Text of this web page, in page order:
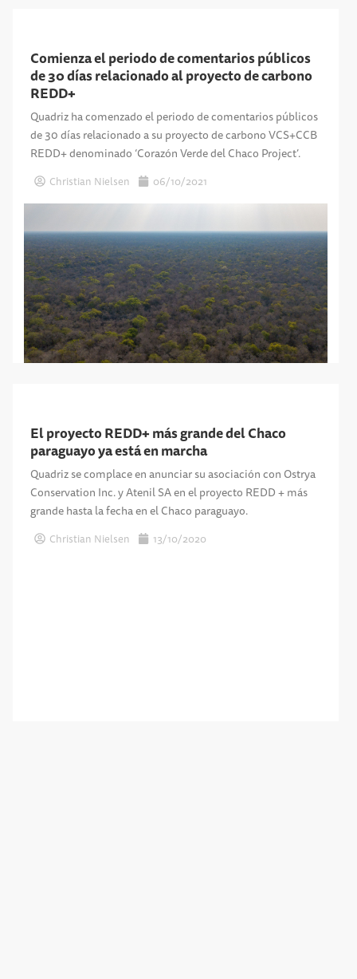
Comienza el periodo de comentarios públicos
de 30 días relacionado al proyecto de carbono
REDD+
Quadriz ha comenzado el periodo de comentarios públicos
de 30 días relacionado a su proyecto de carbono VCS+CCB
REDD+ denominado ‘Corazón Verde del Chaco Project’.
Christian Nielsen 06/10/2021
El proyecto REDD+ más grande del Chaco
paraguayo ya está en marcha
Quadriz se complace en anunciar su asociación con Ostrya
Conservation Inc. y Atenil SA en el proyecto REDD + más
grande hasta la fecha en el Chaco paraguayo.
Christian Nielsen 13/10/2020